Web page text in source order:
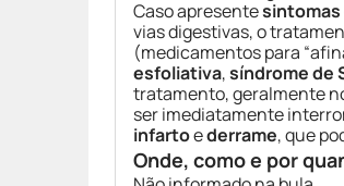
Caso apresente
vias digestivas, o
(medicamentos para
esfoliativa,síndrome de
tratamento, geralmente
ser imediatamente
infartoederrame, que
Onde, como e por